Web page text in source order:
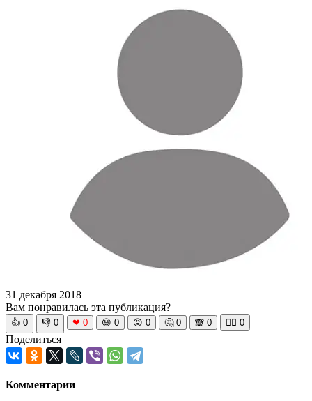
31 декабря 2018
Вам понравилась эта публикация?
👍 0 👎 0 ❤ 0 😆 0 😡 0 🤔 0 🙈 0 🧘‍♀️ 0
Поделиться
Комментарии